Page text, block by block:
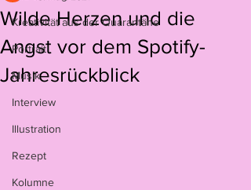
Kreativität aus der Quarantäne
Portrait
Musik
Interview
Illustration
Rezept
Kolumne
Wilde Herzen und die
Angst vor dem Spotify-
Jahresrückblick